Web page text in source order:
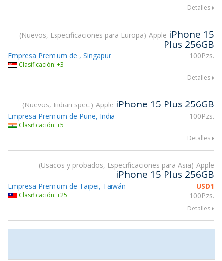
Detalles
Nuevos, Especificaciones para Europa Apple iPhone 15
Plus 256GB
100Pzs.
Empresa Premium de , Singapur
Clasificación: +3
Detalles
Nuevos, Indian spec. Apple iPhone 15 Plus 256GB
100Pzs.
Empresa Premium de Pune, India
Clasificación: +5
Detalles
Usados y probados, Especificaciones para Asia Apple
iPhone 15 Plus 256GB
USD1
100Pzs.
Empresa Premium de Taipei, Taiwán
Clasificación: +25
Detalles